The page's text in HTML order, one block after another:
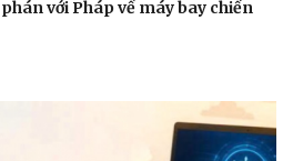
với Pháp về máy bay chiến